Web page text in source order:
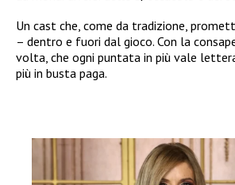
Un cast che, come da tradizione,
– dentro e fuori dal gioco. Con la
volta, che ogni puntata in più vale
più in busta paga.